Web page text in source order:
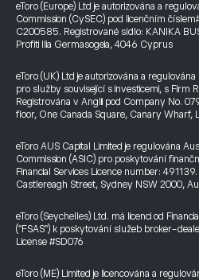
eToro (Europe) Ltd je autorizována a
Commission (CySEC) pod licenčním
C200585. Registrované sídlo: KANIKA
Profiti Ilia Germasogeia, 4046 Cyprus
eToro (UK) Ltd je autorizována a
pro služby související s investicemi, s
Registrována v Anglii pod Company No.
floor, One Canada Square, Canary Wharf,
eToro AUS Capital Limited je regulována
Commission (ASIC) pro poskytování
Financial Services Licence number:
Castlereagh Street, Sydney NSW 2000,
eToro (Seychelles) Ltd. má licenci od
("FSAS") k poskytování služeb broker-
License #SD076
eToro (ME) Limited je licencována a